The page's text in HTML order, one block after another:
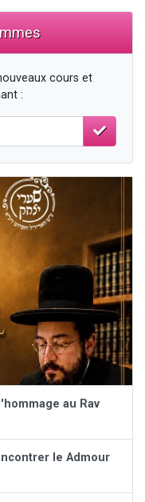
cours et
:
au Rav
le Admour